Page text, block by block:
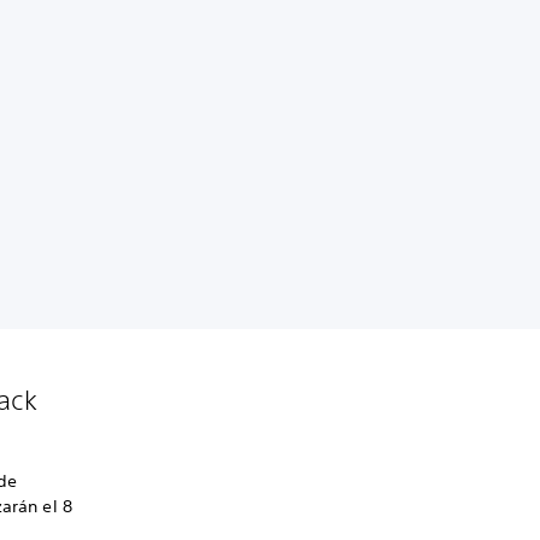
el 8